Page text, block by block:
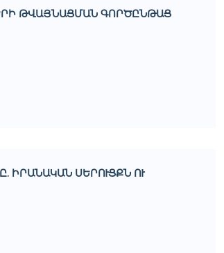
ԹՎԱՅՆԱՑՄԱՆ ԳՈՐԾԸՆԹԱՑ
ԻՐԱՆԱԿԱՆ ՍԵՐՈՒՑՔՆ ՈՒ